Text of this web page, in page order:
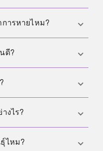
า
อนไหวเบา ๆ หรืออาบ
รถูกกดดันให้ทำ
การหายไหม?
ๆ หายเองเมื่อร่างกาย
ดี?
ด้วยความอุ่นและการ
ดและหลีกเลี่ยงน้ำแข็ง
แต่ถ้าปวดข้างเดียว
น
งไร?
ย ๆ ดีขึ้น แต่ปวดฉับ
ไหม?